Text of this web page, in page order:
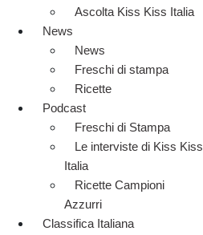
Ascolta Kiss Kiss Italia
News
News
Freschi di stampa
Ricette
Podcast
Freschi di Stampa
Le interviste di Kiss Kiss
Italia
Ricette Campioni
Azzurri
Classifica Italiana